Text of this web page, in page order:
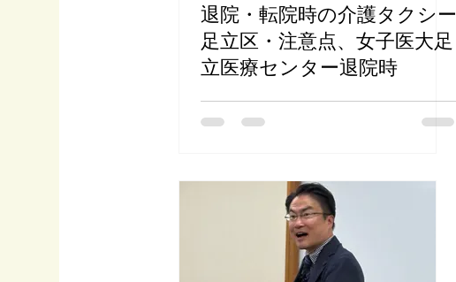
退院・転院時の介護タクシー
足立区・注意点、女子医大足
立医療センター退院時